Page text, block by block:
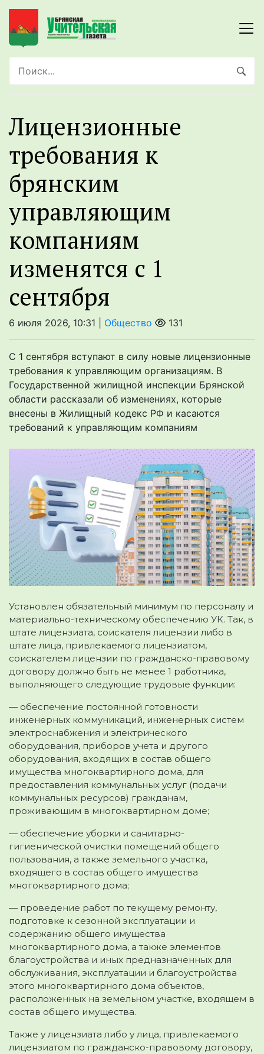
Лицензионные
требования к
брянским
управляющим
компаниям
изменятся с 1
сентября
6 июля 2026, 10:31 | Общество 131
С 1 сентября вступают в силу новые лицензионные
требования к управляющим организациям. В
Государственной жилищной инспекции Брянской
области рассказали об изменениях, которые
внесены в Жилищный кодекс РФ и касаются
требований к управляющим компаниям
Установлен обязательный минимум по персоналу и
материально-техническому обеспечению УК. Так, в
штате лицензиата, соискателя лицензии либо в
штате лица, привлекаемого лицензиатом,
соискателем лицензии по гражданско-правовому
договору должно быть не менее 1 работника,
выполняющего следующие трудовые функции:
— обеспечение постоянной готовности
инженерных коммуникаций, инженерных систем
электроснабжения и электрического
оборудования, приборов учета и другого
оборудования, входящих в состав общего
имущества многоквартирного дома, для
предоставления коммунальных услуг (подачи
коммунальных ресурсов) гражданам,
проживающим в многоквартирном доме;
— обеспечение уборки и санитарно-
гигиенической очистки помещений общего
пользования, а также земельного участка,
входящего в состав общего имущества
многоквартирного дома;
— проведение работ по текущему ремонту,
подготовке к сезонной эксплуатации и
содержанию общего имущества
многоквартирного дома, а также элементов
благоустройства и иных предназначенных для
обслуживания, эксплуатации и благоустройства
этого многоквартирного дома объектов,
расположенных на земельном участке, входящем в
состав общего имущества.
Также у лицензиата либо у лица, привлекаемого
лицензиатом по гражданско-правовому договору,